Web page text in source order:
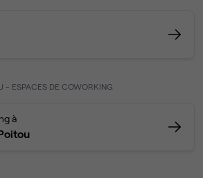
- ESPACES DE COWORKING
à